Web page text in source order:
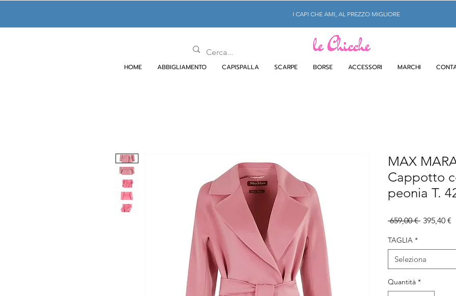
I CAPI CHE AMI, AL PREZZO MIGLIORE
HOME ABBIGLIAMENTO CAPISPALLA SCARPE BORSE ACCESSORI MARCHI
MAX
Cappotto
peonia T.
659,00 € Prezzo
395,40 €
TAGLIA *
Seleziona
Quantità *